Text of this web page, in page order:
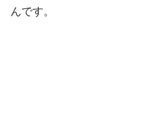
んです。